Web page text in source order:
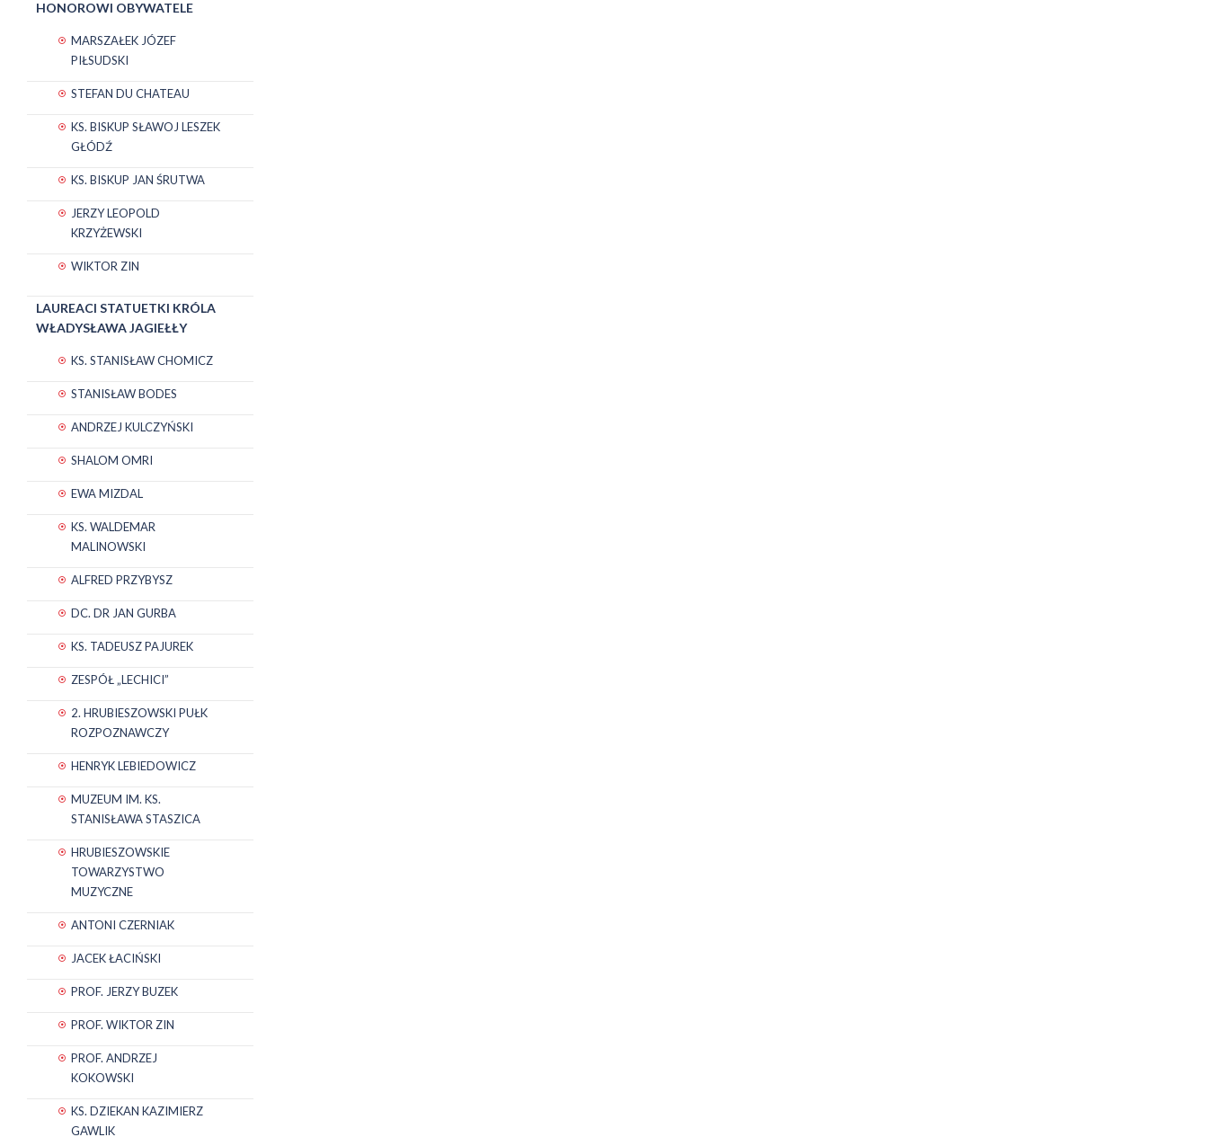
HONOROWI OBYWATELE
MARSZAŁEK JÓZEF
PIŁSUDSKI
STEFAN DU CHATEAU
KS. BISKUP SŁAWOJ LESZEK
GŁÓDŹ
KS. BISKUP JAN ŚRUTWA
JERZY LEOPOLD
KRZYŻEWSKI
WIKTOR ZIN
LAUREACI STATUETKI KRÓLA
WŁADYSŁAWA JAGIEŁŁY
KS. STANISŁAW CHOMICZ
STANISŁAW BODES
ANDRZEJ KULCZYŃSKI
SHALOM OMRI
EWA MIZDAL
KS. WALDEMAR
MALINOWSKI
ALFRED PRZYBYSZ
DC. DR JAN GURBA
KS. TADEUSZ PAJUREK
ZESPÓŁ „LECHICI”
2. HRUBIESZOWSKI PUŁK
ROZPOZNAWCZY
HENRYK LEBIEDOWICZ
MUZEUM IM. KS.
STANISŁAWA STASZICA
HRUBIESZOWSKIE
TOWARZYSTWO
MUZYCZNE
ANTONI CZERNIAK
JACEK ŁACIŃSKI
PROF. JERZY BUZEK
PROF. WIKTOR ZIN
PROF. ANDRZEJ
KOKOWSKI
KS. DZIEKAN KAZIMIERZ
GAWLIK